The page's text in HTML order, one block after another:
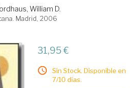
William D.
Madrid, 2006
31,95 €
Sin Stock. Disponible en
7/10 días.